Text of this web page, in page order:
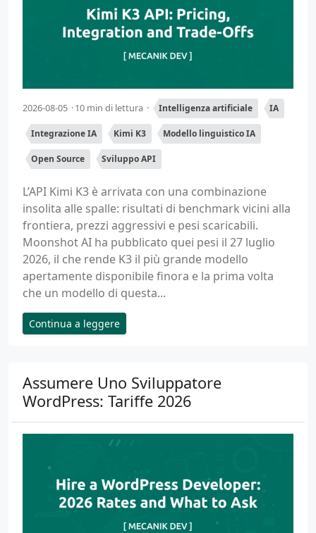
2026-08-05 10 min di lettura Intelligenza artificiale IA
Integrazione IA Kimi K3 Modello linguistico IA
Open Source Sviluppo API
L’API Kimi K3 è arrivata con una combinazione
insolita alle spalle: risultati di benchmark vicini alla
frontiera, prezzi aggressivi e pesi scaricabili.
Moonshot AI ha pubblicato quei pesi il 27 luglio
2026, il che rende K3 il più grande modello
apertamente disponibile finora e la prima volta
che un modello di questa...
Continua a leggere
Assumere Uno Sviluppatore
WordPress: Tariffe 2026